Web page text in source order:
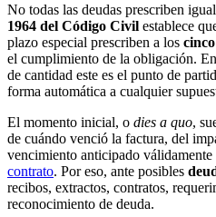
No todas las deudas prescriben
1964 del Código Civil establece
plazo especial prescriben a los
el cumplimiento de la obligación.
de cantidad este es el punto de
forma automática a cualquier
El momento inicial, o dies a quo,
de cuándo venció la factura, del
vencimiento anticipado
contrato. Por eso, ante posibles
recibos, extractos, contratos,
reconocimiento de deuda.